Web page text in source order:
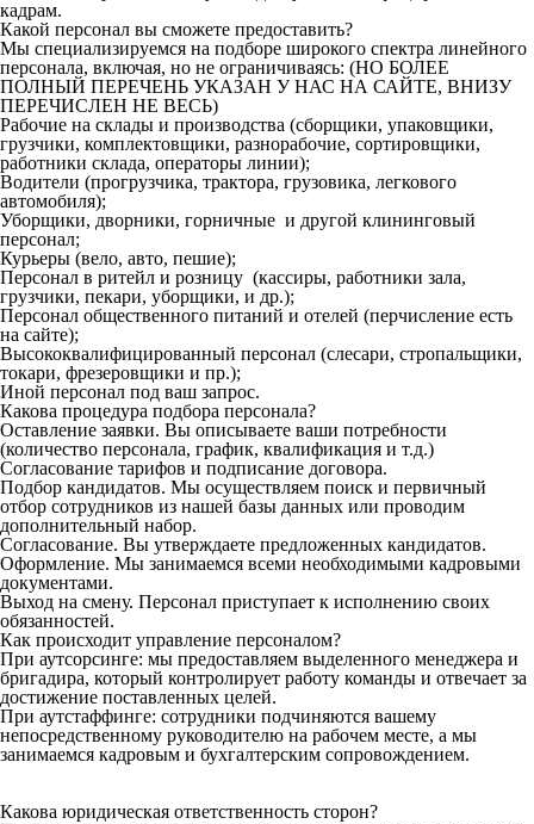
кадрам.
Какой персонал вы сможете предоставить?
Мы специализируемся на подборе широкого спектра линейного
персонала, включая, но не ограничиваясь: (НО БОЛЕЕ
ПОЛНЫЙ ПЕРЕЧЕНЬ УКАЗАН У НАС НА САЙТЕ, ВНИЗУ
ПЕРЕЧИСЛЕН НЕ ВЕСЬ)
Рабочие на склады и производства (сборщики, упаковщики,
грузчики, комплектовщики, разнорабочие, сортировщики,
работники склада, операторы линии);
Водители (прогрузчика, трактора, грузовика, легкового
автомобиля);
Уборщики, дворники, горничные и другой клининговый
персонал;
Курьеры (вело, авто, пешие);
Персонал в ритейл и розницу (кассиры, работники зала,
грузчики, пекари, уборщики, и др.);
Персонал общественного питаний и отелей (перчисление есть
на сайте);
Высококвалифицированный персонал (слесари, стропальщики,
токари, фрезеровщики и пр.);
Иной персонал под ваш запрос.
Какова процедура подбора персонала?
Оставление заявки. Вы описываете ваши потребности
(количество персонала, график, квалификация и т.д.)
Согласование тарифов и подписание договора.
Подбор кандидатов. Мы осуществляем поиск и первичный
отбор сотрудников из нашей базы данных или проводим
дополнительный набор.
Согласование. Вы утверждаете предложенных кандидатов.
Оформление. Мы занимаемся всеми необходимыми кадровыми
документами.
Выход на смену. Персонал приступает к исполнению своих
обязанностей.
Как происходит управление персоналом?
При аутсорсинге: мы предоставляем выделенного менеджера и
бригадира, который контролирует работу команды и отвечает за
достижение поставленных целей.
При аутстаффинге: сотрудники подчиняются вашему
непосредственному руководителю на рабочем месте, а мы
занимаемся кадровым и бухгалтерским сопровождением.
Какова юридическая ответственность сторон?